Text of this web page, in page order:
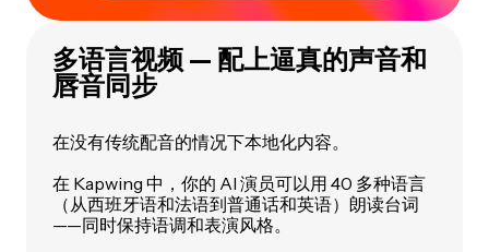
多语言视频 — 配上逼真的声音和
唇音同步
在没有传统配音的情况下本地化内容。
在 Kapwing 中，你的 AI 演员可以用 40 多种语言
（从西班牙语和法语到普通话和英语）朗读台词
——同时保持语调和表演风格。